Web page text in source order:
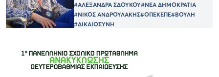
#ΑΛΕΞΑΝΔΡΑ ΣΔΟΥΚΟΥ#ΝΕΑ ΔΗΜΟΚΡΑΤΙΑ
#ΝΙΚΟΣ ΑΝΔΡΟΥΛΑΚΗΣ#ΟΠΕΚΕΠΕ#ΒΟΥΛΗ
#ΔΙΚΑΙΟΣΥΝΗ